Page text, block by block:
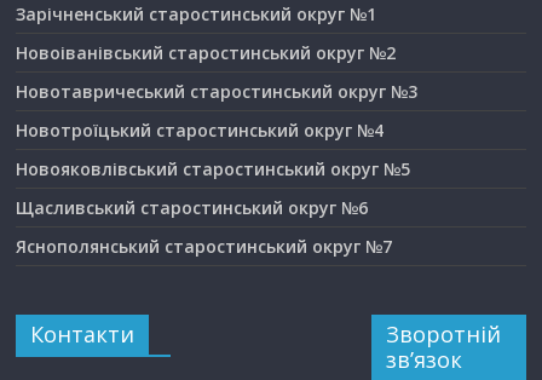
Зарічненський старостинський округ №1
Новоіванівський старостинський округ №2
Новотавричеський старостинський округ №3
Новотроїцький старостинський округ №4
Новояковлівський старостинський округ №5
Щасливський старостинський округ №6
Яснополянський старостинський округ №7
Контакти
Зворотній
зв’язок